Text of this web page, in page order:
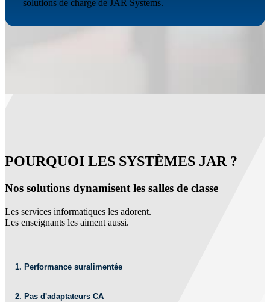
solutions de charge de JAR Systems.
POURQUOI LES SYSTÈMES JAR ?
Nos solutions dynamisent les salles de classe
Les services informatiques les adorent.
Les enseignants les aiment aussi.
1. Performance suralimentée
2. Pas d'adaptateurs CA